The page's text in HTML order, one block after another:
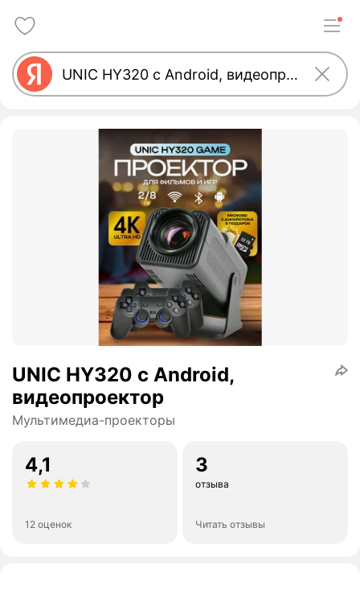
UNIC HY320 с Android,
видеопроектор
Мультимедиа-проекторы
4,1
12 оценок
3
отзыва
Читать отзывы